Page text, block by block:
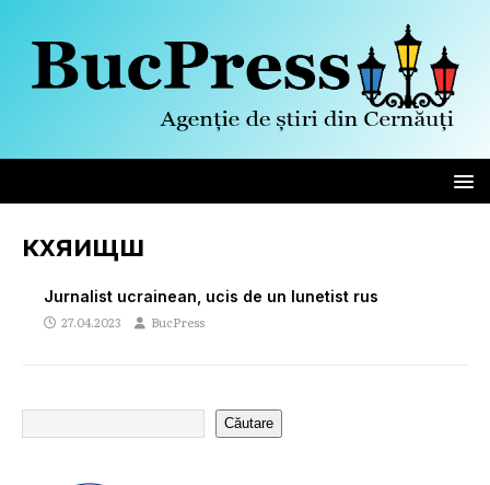
кхяищш
Jurnalist ucrainean, ucis de un lunetist rus
27.04.2023 BucPress
Căutare